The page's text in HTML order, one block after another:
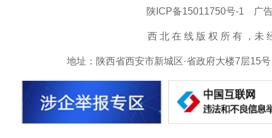
陕ICP备15011750号-1 广
西 北 在 线 版 权 所 有 ，未
地址：陕西省西安市新城区·省政府大楼7层